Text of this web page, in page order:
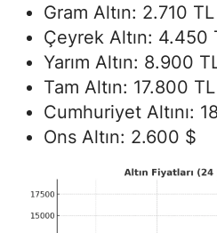
Gram Altın: 2.710 TL
Çeyrek Altın: 4.450
Yarım Altın: 8.900
Tam Altın: 17.800 TL
Cumhuriyet Altını:
Ons Altın: 2.600 $